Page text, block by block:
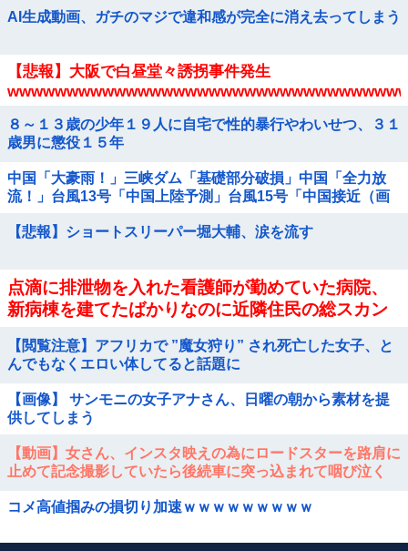
AI生成動画、ガチのマジで違和感が完全に消え去ってしまう
【悲報】大阪で白昼堂々誘拐事件発生
８～１３歳の少年１９人に自宅で性的暴行やわいせつ、３１
歳男に懲役１５年
中国「大豪雨！」三峡ダム「基礎部分破損」中国「全力放
流！」台風13号「中国上陸予測」台風15号「中国接近（画
【悲報】ショートスリーパー堀大輔、涙を流す
点滴に排泄物を入れた看護師が勤めていた病院、
新病棟を建てたばかりなのに近隣住民の総スカン
【閲覧注意】アフリカで ”魔女狩り” され死亡した女子、と
んでもなくエロい体してると話題に
【画像】 サンモニの女子アナさん、日曜の朝から素材を提
供してしまう
【動画】女さん、インスタ映えの為にロードスターを路肩に
止めて記念撮影していたら後続車に突っ込まれて咽び泣く
コメ高値掴みの損切り加速ｗｗｗｗｗｗｗｗｗ